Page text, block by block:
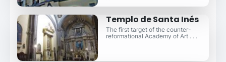
Templo de Santa Inés
The first target of the counter-
reformational Academy of Art . . .